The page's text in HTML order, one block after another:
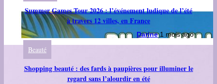
Summer Games Tour 2026 : l’événement ludique de l’été
à travers 12 villes, en France
Darine 1 mois ago
Beauté
Shopping beauté : des fards à paupières pour illuminer le
regard sans l’alourdir en été